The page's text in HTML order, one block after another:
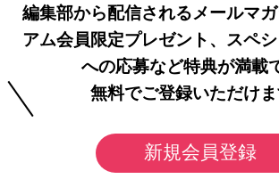
編集部から配信されるメールマ
アム会員限定プレゼント、スペ
への応募など特典が満載
無料でご登録いただけま
新規会員登録